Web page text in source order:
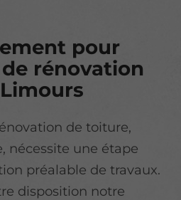
pour
rénovation
de toiture,
nécessite une étape
préalable de travaux.
disposition notre